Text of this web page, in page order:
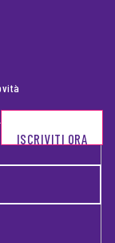
ISCRIVITI ORA